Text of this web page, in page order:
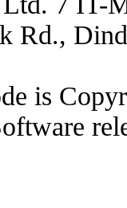
Rd.,
is